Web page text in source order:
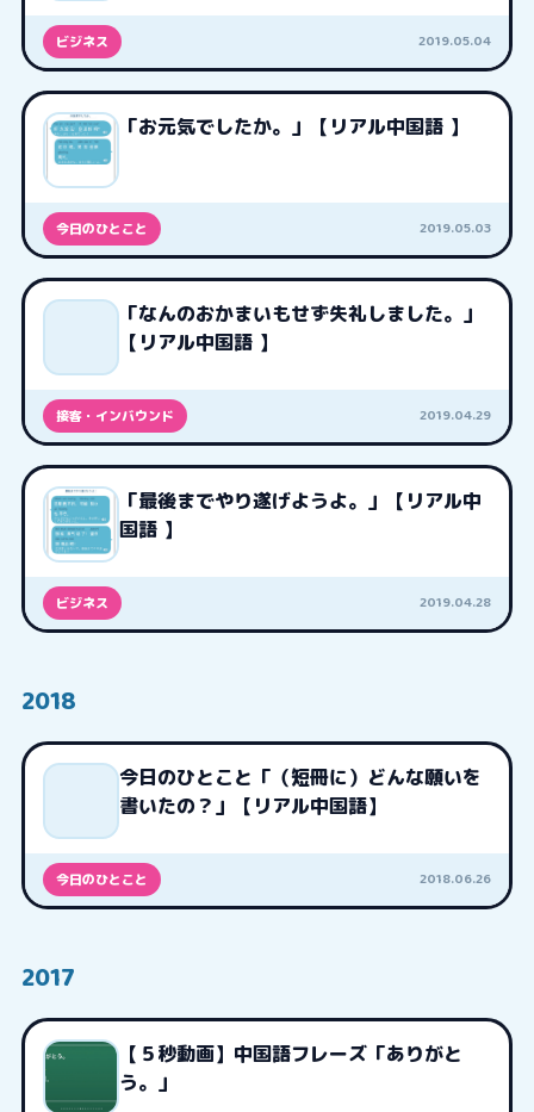
ビジネス 2019.05.04
「お元気でしたか。」【リアル中国語 】
今日のひとこと 2019.05.03
「なんのおかまいもせず失礼しました。」
【リアル中国語 】
接客・インバウンド 2019.04.29
「最後までやり遂げようよ。」【リアル中
国語 】
ビジネス 2019.04.28
2018
今日のひとこと「（短冊に）どんな願いを
書いたの？」【リアル中国語】
今日のひとこと 2018.06.26
2017
【５秒動画】中国語フレーズ「ありがと
う。」